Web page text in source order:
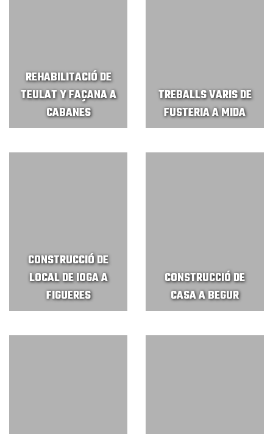
REHABILITACIÓ DE
TEULAT Y FAÇANA A
CABANES
TREBALLS VARIS DE
FUSTERIA A MIDA
CONSTRUCCIÓ DE
LOCAL DE IOGA A
FIGUERES
CONSTRUCCIÓ DE
CASA A BEGUR